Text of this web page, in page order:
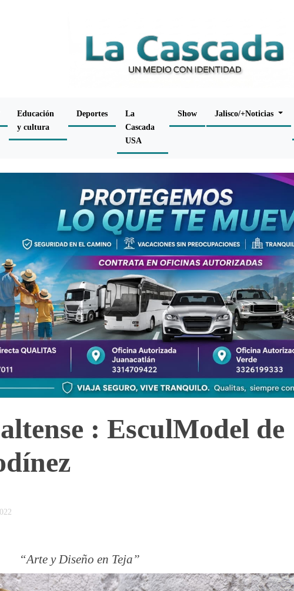
Educación
y cultura
Deportes
La
Cascada
USA
Show Jalisco/+Noticias
: EsculModel de
Arte y Diseño en Teja